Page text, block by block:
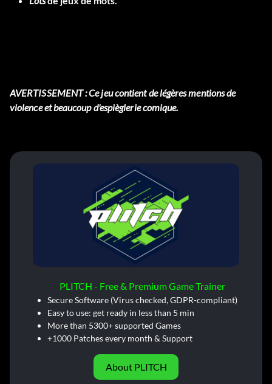
AVERTISSEMENT : Ce jeu contient de légères mentions de
violence et beaucoup d'espièglerie comique.
PLITCH - Free & Premium Game Trainer
Secure Software (Virus checked, GDPR-compliant)
Easy to use: get ready in less than 5 min
More than 5300+ supported Games
+1000 Patches every month & Support
About PLITCH